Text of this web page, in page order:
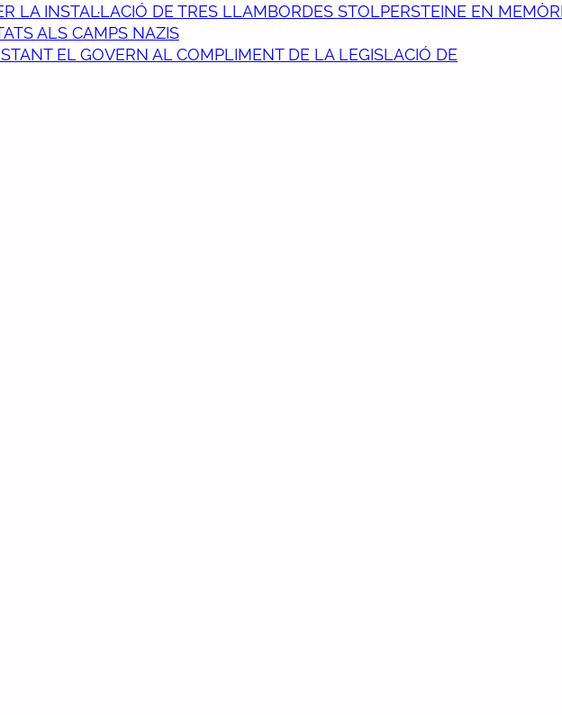
LA INSTAL·LACIÓ DE TRES LLAMBORDES STOLPERSTEINE EN
ALS CAMPS NAZIS
EL GOVERN AL COMPLIMENT DE LA LEGISLACIÓ DE